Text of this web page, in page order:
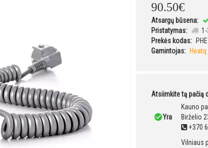
90.50€
Atsargų būsena:
Pristatymas:
1-
Prekės kodas:
Gamintojas:
Heatq
Atsiimkite tą pačią
Yra
Kauno
Birželio
+370
Vilniaus